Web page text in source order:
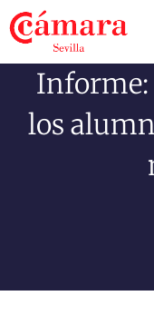
Cámara
Comercio
Informe:
los